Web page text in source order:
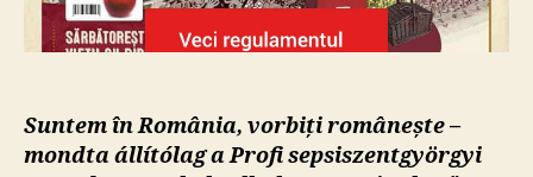
Suntem în România, vorbiți românește –
mondta állítólag a Profi sepsiszentgyörgyi